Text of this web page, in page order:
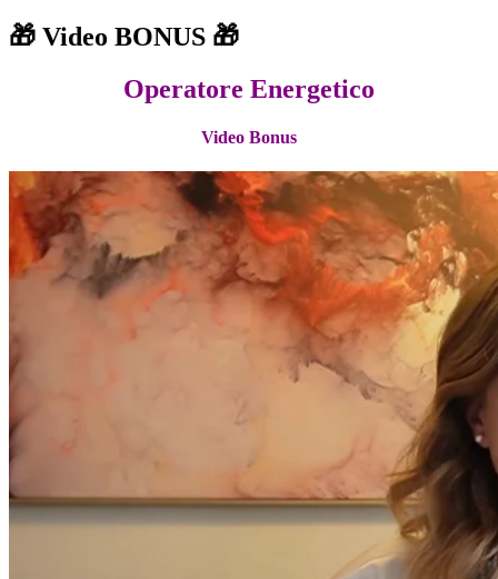
🎁 Video BONUS 🎁
Operatore Energetico
Video Bonus